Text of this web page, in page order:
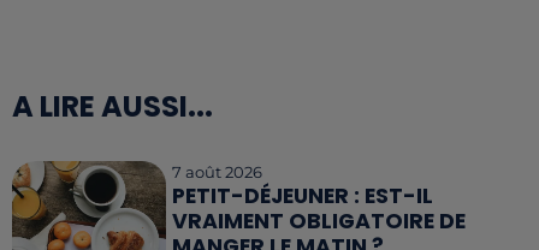
A LIRE AUSSI...
7 août 2026
PETIT-DÉJEUNER : EST-IL
VRAIMENT OBLIGATOIRE DE